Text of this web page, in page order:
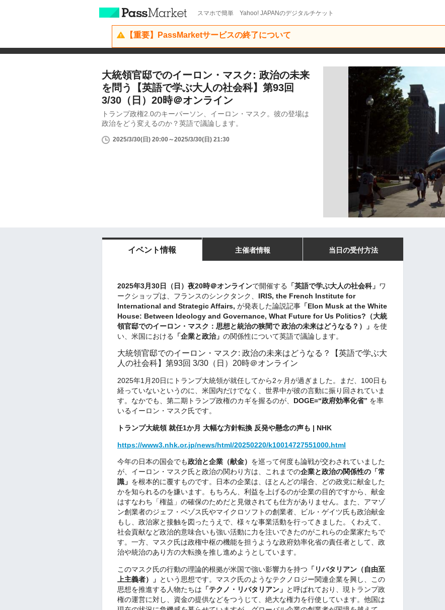
スマホで簡単 Yahoo! JAPANのデジタルチケット
【重要】PassMarketサービスの終了について
大統領官邸でのイーロン・マスク: 政治の未来
を問う【英語で学ぶ大人の社会科】第93回
3/30（日）20時＠オンライン
トランプ政権2.0のキーパーソン、イーロン・マスク。彼の登場は
政治をどう変えるのか？英語で議論します。
2025/3/30(日) 20:00～2025/3/30(日) 21:30
イベント情報 主催者情報 当日の受付方法
2025年3月30日（日）夜20時＠オンラインで開催する 「英語で学ぶ大人の社会科」 ワ
ークショップは、フランスのシンクタンク、 IRIS, the French Institute for
International and Strategic Affairs, が発表した論説記事 「Elon Musk at the White
House: Between Ideology and Governance, What Future for Us Politics?（大統
領官邸でのイーロン・マスク：思想と統治の狭間で 政治の未来はどうなる？）」 を使
い、米国における
「企業と政治」 の関係性について英語で議論します。
大統領官邸でのイーロン・マスク: 政治の未来はどうなる？【英語で学ぶ大
人の社会科】第93回 3/30（日）20時＠オンライン
2025年1月20日にトランプ大統領が就任してから2ヶ月が過ぎました。まだ、100日も
経っていないというのに、米国内だけでなく、世界中が彼の言動に振り回されていま
す。なかでも、第二期トランプ政権のカギを握るのが、 DOGE=“政府効率化省” を率
いるイーロン・マスク氏です。
トランプ大統領 就任1か月 大幅な方針転換 反発や懸念の声も | NHK
https://www3.nhk.or.jp/news/html/20250220/k10014727551000.html
今年の日本の国会でも政治と企業（献金） を巡って何度も論戦が交わされていました
が、イーロン・マスク氏と政治の関わり方は、これまでの企業と政治の関係性の「常
識」 を根本的に覆すものです。日本の企業は、ほとんどの場合、どの政党に献金した
かを知られるのを嫌います。もちろん、利益を上げるのが企業の目的ですから、献金
はすなわち「権益」の確保のためだと見做されても仕方がありません。また、アマゾ
ン創業者のジェフ・ベゾス氏やマイクロソフトの創業者、ビル・ゲイツ氏も政治献金
もし、政治家と接触を図ったうえで、様々な事業活動を行ってきました。くわえて、
社会貢献など政治的意味合いも強い活動に力を注いできたのがこれらの企業家たちで
す。一方、マスク氏は政権中枢の機能を担うような政府効率化省の責任者として、政
治や統治のあり方の大転換を推し進めようとしています。
このマスク氏の行動の理論的根拠が米国で強い影響力を持つ 「リバタリアン（自由至
上主義者）」 という思想です。マスク氏のようなテクノロジー関連企業を興し、この
思想を推進する人物たちは 「テクノ・リバタリアン」 と呼ばれており、現トランプ政
権の運営に対し、資金の提供などをつうじて、絶大な権力を行使しています。他国は